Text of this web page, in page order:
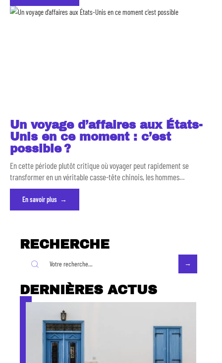
Un voyage d’affaires aux États-
Unis en ce moment : c’est
possible ?
En cette période plutôt critique où voyager peut rapidement se
transformer en un véritable casse-tête chinois, les hommes…
En savoir plus
RECHERCHE
DERNIÈRES ACTUS